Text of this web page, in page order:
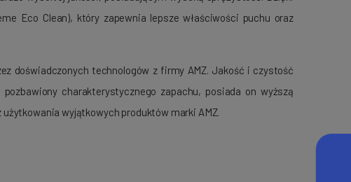
Eco Clean), który zapewnia lepsze właściwości puchu oraz
doświadczonych technologów z firmy AMZ. Jakość i czystość
charakterystycznego zapachu, posiada on wyższą
wyjątkowych produktów marki AMZ.